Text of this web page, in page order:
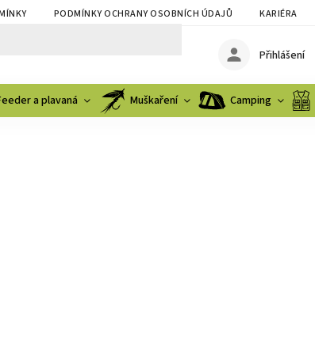
PODMÍNKY OCHRANY OSOBNÍCH ÚDAJŮ KARIÉRA
Přihlášení
a plavaná Muškaření Camping